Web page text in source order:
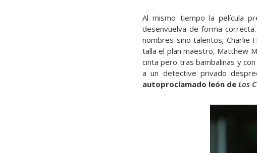
Al mismo tiempo la película
desenvuelva de forma
nombres sino talentos; Charlie
talla el plan maestro, Matthew
cinta pero tras bambalinas y
a un detective privado
autoproclamado león de Los